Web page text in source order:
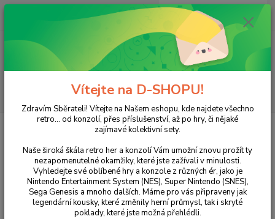
Menu
(Po-Pá, 15:00-20:00 hod.)
ks
0 Kč
DS Hry
Zhu Zhu Pets: Featuring the Wild
Zhu Zhu Pets: Featuring the Wild
Bunch
Vítejte na D-SHOPU!
Zdravím Sběrateli! Vítejte na Našem eshopu, kde najdete všechno
retro... od konzolí, přes příslušenství, až po hry, či nějaké
zajímavé kolektivní sety.
Naše široká škála retro her a konzolí Vám umožní znovu prožít ty
nezapomenutelné okamžiky, které jste zažívali v minulosti.
Vyhledejte své oblíbené hry a konzole z různých ér, jako je
Nintendo Entertainment System (NES), Super Nintendo (SNES),
Sega Genesis a mnoho dalších. Máme pro vás připraveny jak
legendární kousky, které změnily herní průmysl, tak i skryté
poklady, které jste možná přehlédli.